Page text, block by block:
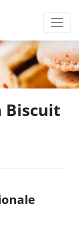
Biscuit